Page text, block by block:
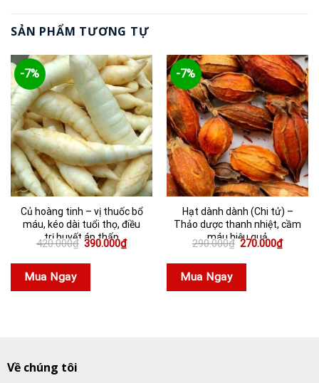
SẢN PHẨM TƯƠNG TỰ
-7%
Củ hoàng tinh – vị thuốc bổ
máu, kéo dài tuổi thọ, điều
trị huyết áp thấp
420.000₫ Giá
là:
390.000₫Giá
hiện
Mua Ngay
-7%
Hạt dành dành (Chi tử) –
Thảo dược thanh nhiệt, cầm
máu hiệu quả
290.000₫ Giá
là:
270.000₫Giá
hiện
Mua Ngay
Về chúng tôi